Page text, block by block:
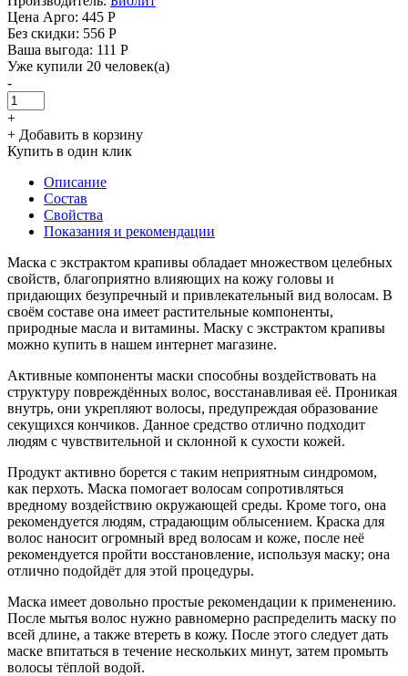
Цена Арго: 445 Р
Без скидки: 556 Р
Ваша выгода: 111 Р
Уже купили 20 человек(а)
-
+
+ Добавить в корзину
Купить в один клик
Описание
Состав
Свойства
Показания и рекомендации
Маска с экстрактом крапивы обладает множеством целебных
свойств, благоприятно влияющих на кожу головы и
придающих безупречный и привлекательный вид волосам. В
своём составе она имеет растительные компоненты,
природные масла и витамины. Маску с экстрактом крапивы
можно купить в нашем интернет магазине.
Активные компоненты маски способны воздействовать на
структуру повреждённых волос, восстанавливая её. Проникая
внутрь, они укрепляют волосы, предупреждая образование
секущихся кончиков. Данное средство отлично подходит
людям с чувствительной и склонной к сухости кожей.
Продукт активно борется с таким неприятным синдромом,
как перхоть. Маска помогает волосам сопротивляться
вредному воздействию окружающей среды. Кроме того, она
рекомендуется людям, страдающим облысением. Краска для
волос наносит огромный вред волосам и коже, после неё
рекомендуется пройти восстановление, используя маску; она
отлично подойдёт для этой процедуры.
Маска имеет довольно простые рекомендации к применению.
После мытья волос нужно равномерно распределить маску по
всей длине, а также втереть в кожу. После этого следует дать
маске впитаться в течение нескольких минут, затем промыть
волосы тёплой водой.